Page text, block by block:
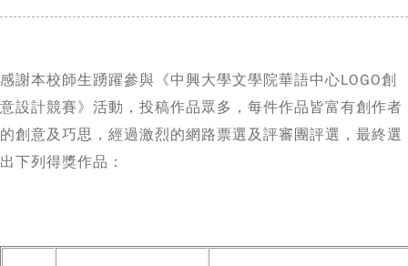
感謝本校師生踴躍參與《中興大學文學院華語中心LOGO創
意設計競賽》活動，投稿作品眾多，每件作品皆富有創作者
的創意及巧思，經過激烈的網路票選及評審團評選，最終選
出下列得獎作品：